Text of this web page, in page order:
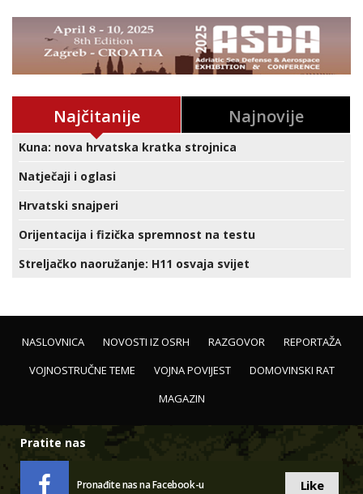
Najčitanije Najnovije
Kuna: nova hrvatska kratka strojnica
Natječaji i oglasi
Hrvatski snajperi
Orijentacija i fizička spremnost na testu
Streljačko naoružanje: H11 osvaja svijet
NASLOVNICA NOVOSTI IZ OSRH RAZGOVOR
REPORTAŽA
VOJNOSTRUČNE TEME
VOJNA POVIJEST
DOMOVINSKI RAT
MAGAZIN
Pratite nas
Pronađite nas na Facebook-u Like